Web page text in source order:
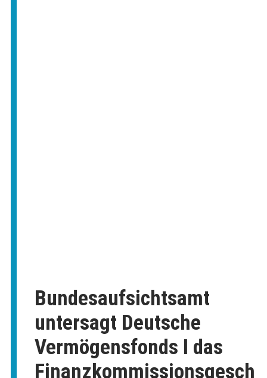
Bundesaufsichtsamt
untersagt Deutsche
Vermögensfonds I das
Finanzkommissionsgesch